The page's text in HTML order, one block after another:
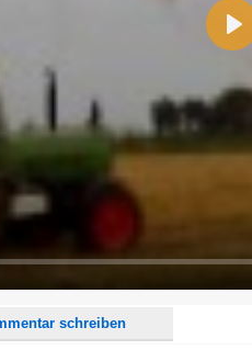
schreiben
werden aus Deinem Kommentar entfernt.
verwende "www." oder "http://" in URLs
Seite weitere Kommentare erscheinen.